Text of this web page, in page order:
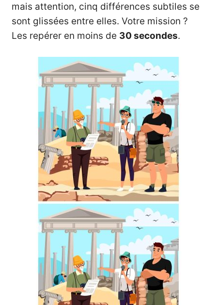
mais attention, cinq différences subtiles se
sont glissées entre elles. Votre mission ?
Les repérer en moins de 30 secondes.